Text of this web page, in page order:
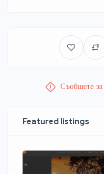
Съобщете за
Featured listings